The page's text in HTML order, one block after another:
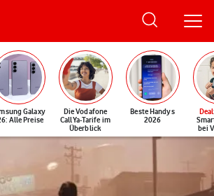
Galaxy
Alle Preise
Die Vodafone
CallYa-Tarife im
Überblick
Beste Handys
2026
Deal
bei